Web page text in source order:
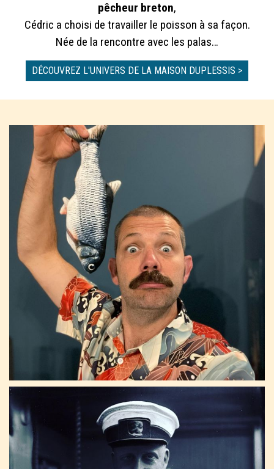
pêcheur breton,
Cédric a choisi de travailler le poisson à sa façon.
Née de la rencontre avec les palas…
DÉCOUVREZ L'UNIVERS DE LA MAISON DUPLESSIS >